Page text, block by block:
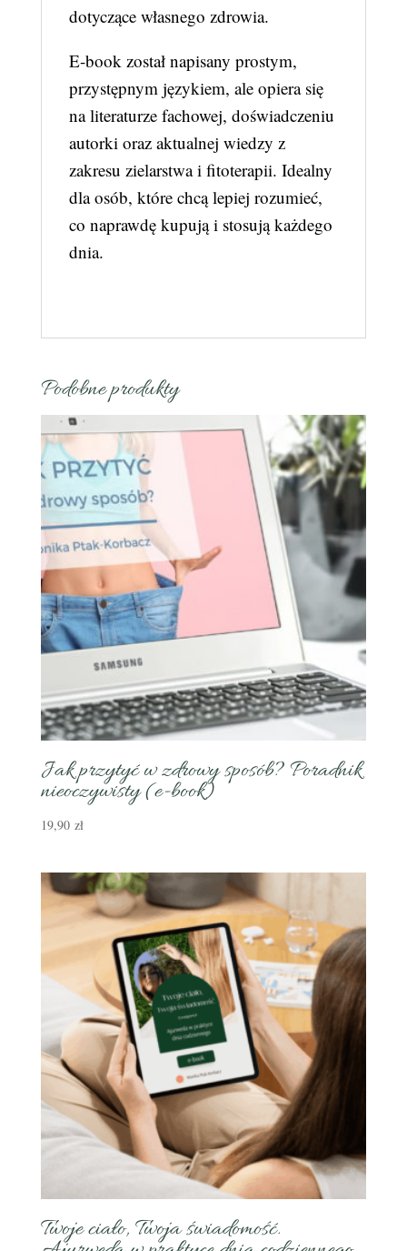
dotyczące własnego zdrowia.
E-book został napisany prostym,
przystępnym językiem, ale opiera się
na literaturze fachowej, doświadczeniu
autorki oraz aktualnej wiedzy z
zakresu zielarstwa i fitoterapii. Idealny
dla osób, które chcą lepiej rozumieć,
co naprawdę kupują i stosują każdego
dnia.
Podobne produkty
Jak przytyć w zdrowy sposób? Poradnik
nieoczywisty (e-book)
19,90 zł
Twoje ciało, Twoja świadomość.